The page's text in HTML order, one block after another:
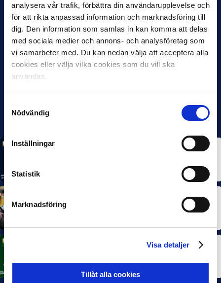
analysera vår trafik, förbättra din användarupplevelse och
för att rikta anpassad information och marknadsföring till
dig. Den information som samlas in kan komma att delas
med sociala medier och annons- och analysföretag som
vi samarbeter med. Du kan nedan välja att acceptera alla
cookies eller välja vilka cookies som du vill ska
användas.
Nödvändig
Inställningar
Statistik
Marknadsföring
Visa detaljer
Tillåt alla cookies
Dubbla Landskrona-priser när juni summeras
3 JUL 2026